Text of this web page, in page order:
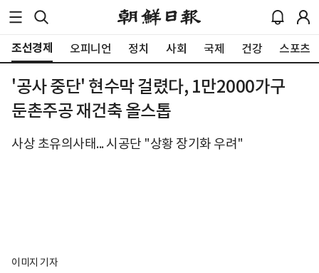
조선경제 오피니언 정치 사회 국제 건강 스포츠
'공사 중단' 현수막 걸렸다, 1만2000가구
둔촌주공 재건축 올스톱
사상 초유의사태... 시공단 "상황 장기화 우려"
이미지 기자